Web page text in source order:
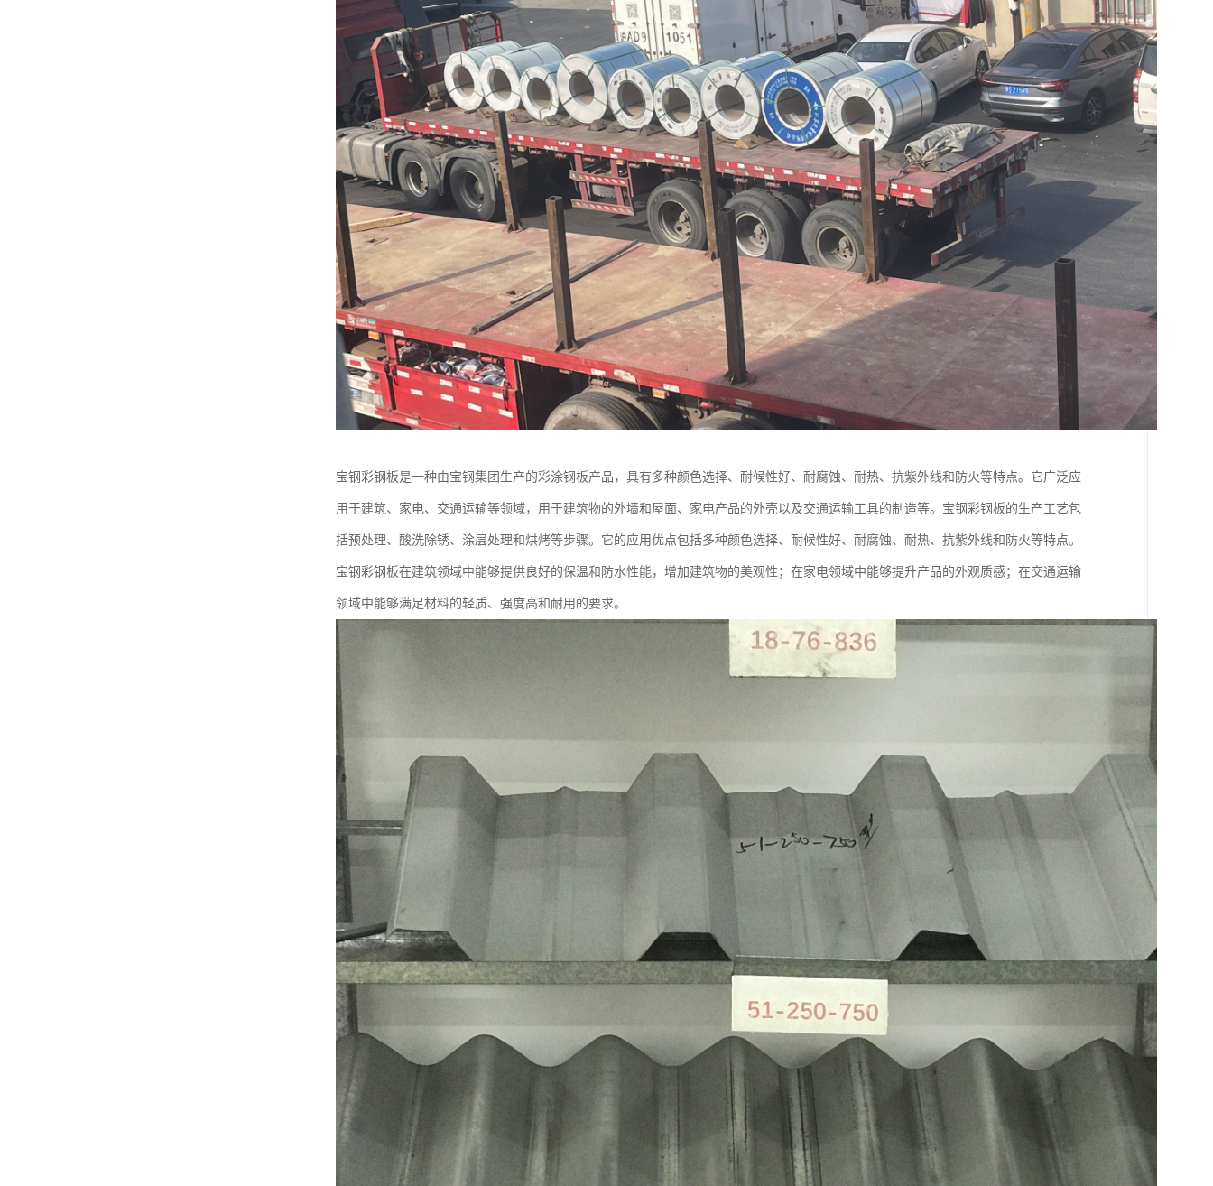
宝钢彩钢板是一种由宝钢集团生产的彩涂钢板产品，具有多种颜色选择、耐候性好、耐腐蚀、耐热、抗紫外线和防火等特点。它广泛应
用于建筑、家电、交通运输等领域，用于建筑物的外墙和屋面、家电产品的外壳以及交通运输工具的制造等。宝钢彩钢板的生产工艺包
括预处理、酸洗除锈、涂层处理和烘烤等步骤。它的应用优点包括多种颜色选择、耐候性好、耐腐蚀、耐热、抗紫外线和防火等特点。
宝钢彩钢板在建筑领域中能够提供良好的保温和防水性能，增加建筑物的美观性；在家电领域中能够提升产品的外观质感；在交通运输
领域中能够满足材料的轻质、强度高和耐用的要求。